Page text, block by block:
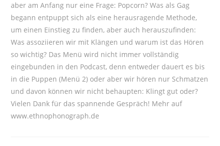
aber am Anfang nur eine Frage: Popcorn? Was als Gag
begann entpuppt sich als eine herausragende Methode,
um einen Einstieg zu finden, aber auch herauszufinden:
Was assoziieren wir mit Klängen und warum ist das Hören
so wichtig? Das Menü wird nicht immer vollständig
eingebunden in den Podcast, denn entweder dauert es bis
in die Puppen (Menü 2) oder aber wir hören nur Schmatzen
und davon können wir nicht behaupten: Klingt gut oder?
Vielen Dank für das spannende Gespräch! Mehr auf
www.ethnophonograph.de